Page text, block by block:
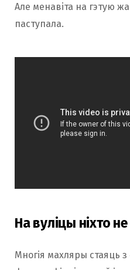
Але менавіта на гэтую
паступала.
На вуліцы ніхто
Многія махляры стаяць